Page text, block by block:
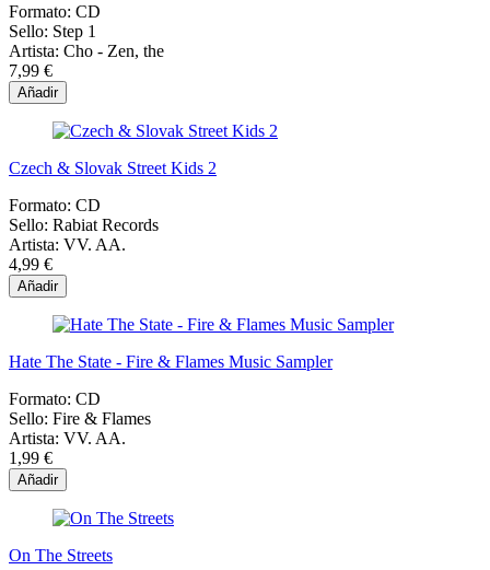
Formato: CD
Sello: Step 1
Artista: Cho - Zen, the
7,99 €
Añadir
Czech & Slovak Street Kids 2
Formato: CD
Sello: Rabiat Records
Artista: VV. AA.
4,99 €
Añadir
Hate The State - Fire & Flames Music Sampler
Formato: CD
Sello: Fire & Flames
Artista: VV. AA.
1,99 €
Añadir
On The Streets